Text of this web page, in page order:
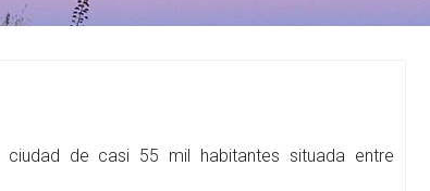
ciudad de casi 55 mil habitantes situada entre